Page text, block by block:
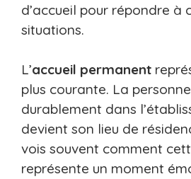
d’accueil pour répondre à
situations.
L’accueil permanent
plus courante. La
durablement dans
devient son lieu de
vois souvent comment
représente un moment